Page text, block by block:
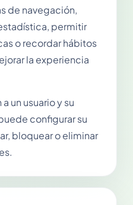
de navegación,
permitir
o recordar hábitos
la experiencia
un usuario y su
configurar su
bloquear o eliminar